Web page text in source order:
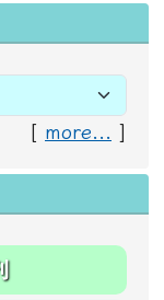
[ more... ]